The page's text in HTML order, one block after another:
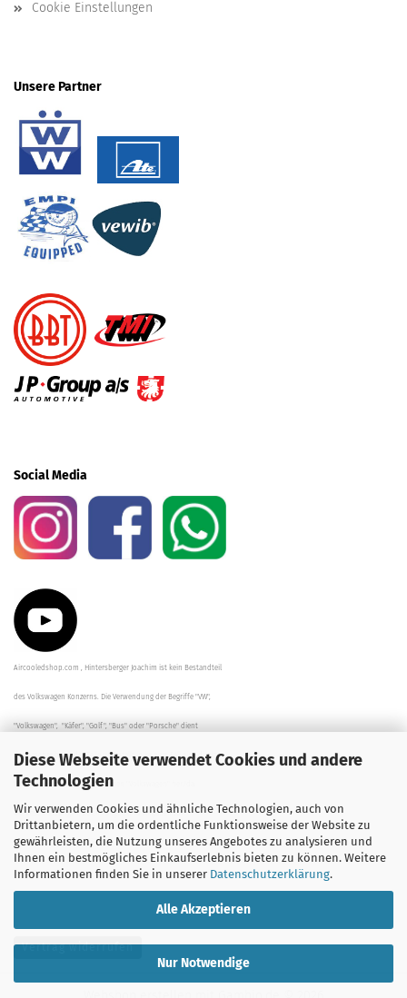
Diese Webseite verwendet Cookies und andere
Technologien
Wir verwenden Cookies und ähnliche Technologien, auch von
Drittanbietern, um die ordentliche Funktionsweise der Website zu
gewährleisten, die Nutzung unseres Angebotes zu analysieren und
Ihnen ein bestmögliches Einkaufserlebnis bieten zu können. Weitere
Informationen finden Sie in unserer Datenschutzerklärung.
Alle Akzeptieren
Nur Notwendige
Cookie Einstellungen
Unsere Partner
Social Media
Aircooledshop.com , Hintersberger Joachim ist kein Bestandteil
des Volkswagen Konzerns. Die Verwendung der Begriffe "VW",
"Volkswagen", "Käfer", "Golf", "Bus" oder "Porsche" dient
der Beschreibung der Teile und stellt in keinem Fall eine direkte
Verbindung zu dem Unternehmen "Volkswagen" her/da.
Die Beschreibungen, Zeichnungen und Angaben zur
Verwendung sind sorgfältig überprüft worden.
Vertrag widerrufen